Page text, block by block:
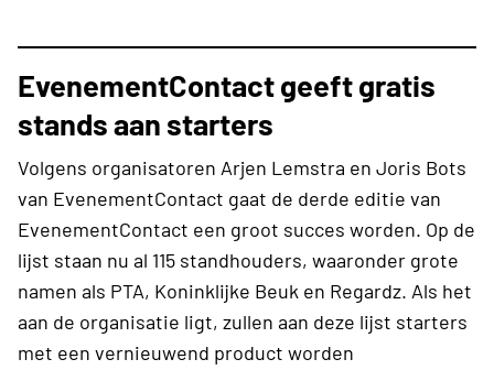
EvenementContact geeft gratis
stands aan starters
Volgens organisatoren Arjen Lemstra en Joris Bots
van EvenementContact gaat de derde editie van
EvenementContact een groot succes worden. Op de
lijst staan nu al 115 standhouders, waaronder grote
namen als PTA, Koninklijke Beuk en Regardz. Als het
aan de organisatie ligt, zullen aan deze lijst starters
met een vernieuwend product worden